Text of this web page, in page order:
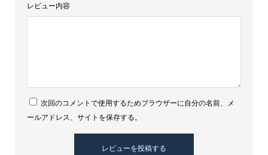
白
レビュー内容
次回のコメントで使用するためブラウザーに自分の名前、メ
ールアドレス、サイトを保存する。